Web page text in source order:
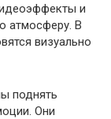
и
атмосферу. В
визуально
поднять
Они